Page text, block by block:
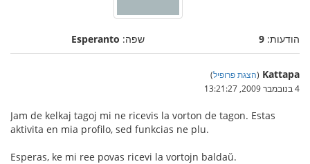
הודעות: 9 שפה: Esperanto
Kattapa
(הצגת פרופיל)
4 בנובמבר 2009, 13:21:27
Jam de kelkaj tagoj mi ne ricevis la vorton de tagon. Estas
aktivita en mia profilo, sed funkcias ne plu.
Esperas, ke mi ree povas ricevi la vortojn baldaŭ.